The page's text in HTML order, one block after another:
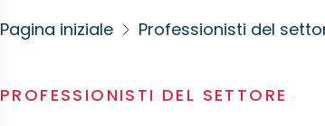
Pagina iniziale Professionisti del
PROFESSIONISTI DEL SETTORE